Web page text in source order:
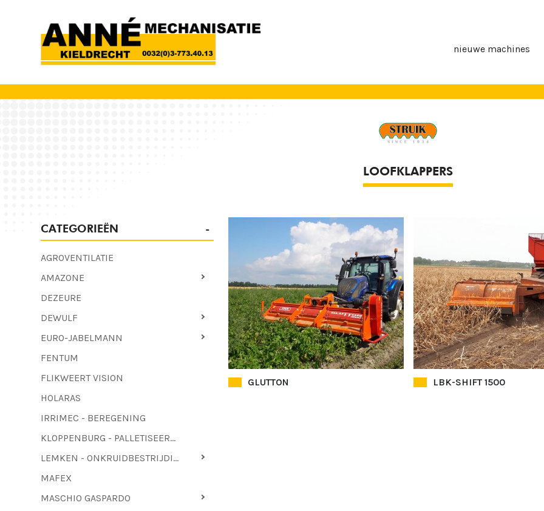
nieuwe machines
LOOFKLAPPERS
CATEGORIEËN
AGROVENTILATIE
AMAZONE
DEZEURE
DEWULF
EURO-JABELMANN
FENTUM
FLIKWEERT VISION
HOLARAS
IRRIMEC - BEREGENING
KLOPPENBURG - PALLETISEERMACHINES - LOOFTREKKERS
LEMKEN - ONKRUIDBESTRIJDING
MAFEX
MASCHIO GASPARDO
GLUTTON LBK-SHIFT 1500